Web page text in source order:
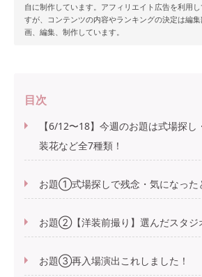
自に制作しています。アフィリエイト広告を利用
すが、コンテンツの内容やランキングの決定は編
画、編集、制作しています。
目次
【6/12〜18】今週のお題は式場探
装花など全7種類！
お題①式場探しで残念・気になった
お題②【洋装前撮り】選んだスタジ
お題③再入場演出これしました！